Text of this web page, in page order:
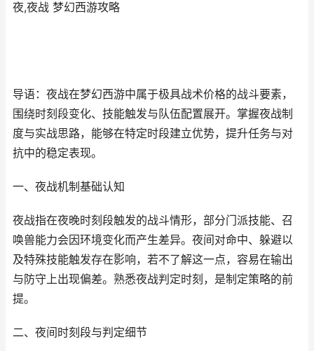
夜,夜战 梦幻西游攻略
导语：夜战在梦幻西游中属于极具战术价格的战斗要素，
围绕时刻段变化、技能触发与队伍配置展开。掌握夜战制
度与实战思路，能够在特定时段建立优势，提升任务与对
抗中的稳定表现。
一、夜战机制基础认知
夜战指在夜晚时刻段触发的战斗情形，部分门派技能、召
唤兽能力会因环境变化而产生差异。夜间对命中、躲避以
及特殊技能触发存在影响，若不了解这一点，容易在输出
与防守上出现偏差。熟悉夜战判定时刻，是制定策略的前
提。
二、夜间时刻段与判定细节